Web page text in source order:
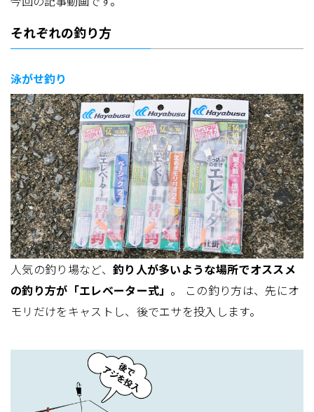
それぞれの釣り方
泳がせ釣り
人気の釣り場など、 釣り人が多いような場所でオススメ
の釣り方が「エレベーター式」 。 この釣り方は、先にオ
モリだけをキャストし、後でエサを投入します。